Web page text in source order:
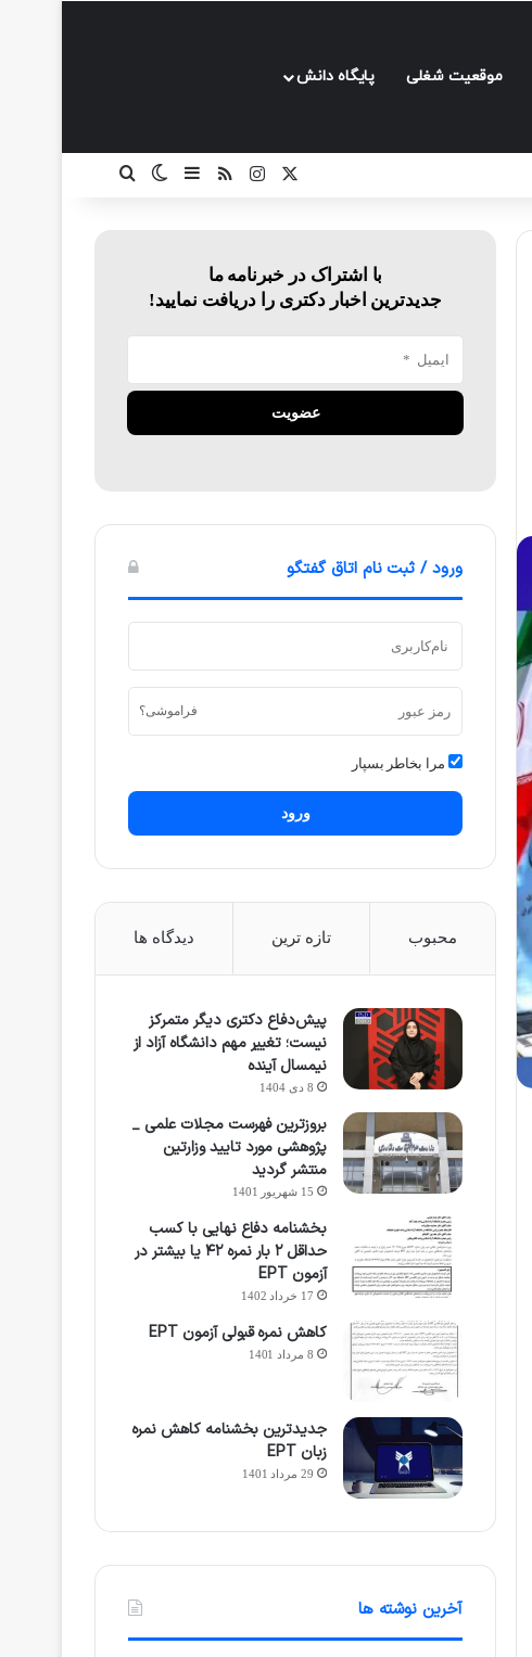
موقعیت شغلی پایگاه دانش
ایکساینستاگرام
خوراکسایدبارتغییر پوسته
با اشتراک در خبرنامه ما
جدیدترین اخبار دکتری را دریافت نمایید!
ورود / ثبت نام اتاق گفتگو
فراموشی؟
مرا بخاطر بسپار
ورود
محبوب تازه ترین دیدگاه ها
پیش‌دفاع دکتری دیگر متمرکز
نیست؛ تغییر مهم دانشگاه آزاد از
نیمسال آینده
8 دی 1404
بروزترین فهرست مجلات علمی _
پژوهشی مورد تایید وزارتین
منتشر گردید
15 شهریور 1401
بخشنامه دفاع نهایی با کسب
حداقل ۲ بار نمره ۴۲ یا بیشتر در
آزمون EPT
17 خرداد 1402
کاهش نمره قبولی آزمون EPT
8 مرداد 1401
جدیدترین بخشنامه کاهش نمره
زبان EPT
29 مرداد 1401
آخرین نوشته ها